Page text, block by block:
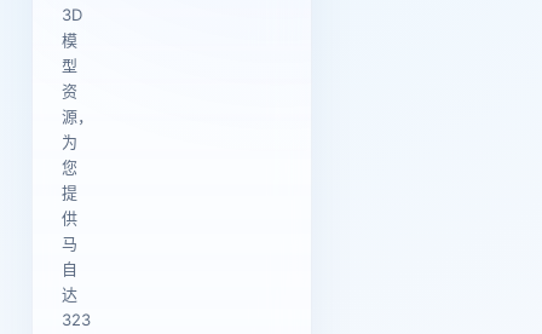
3D
模
型
资
源，
为
您
提
供
马
自
达
323